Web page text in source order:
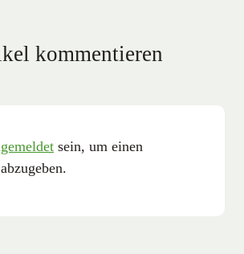
kommentieren
sein, um einen